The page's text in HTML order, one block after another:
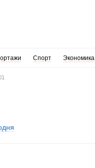
Спорт Экономика